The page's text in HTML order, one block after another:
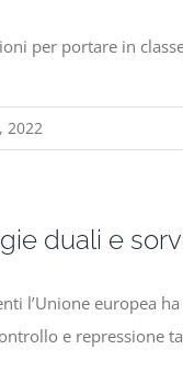
per portare in
2022
duali e
l’Unione europea
e repressione